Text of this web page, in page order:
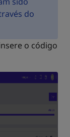
do
o código